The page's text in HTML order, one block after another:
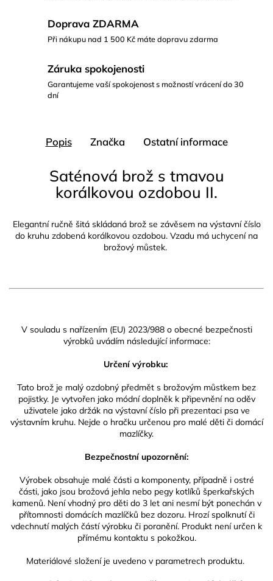
Doprava ZDARMA
Při nákupu nad 1 500 Kč máte dopravu zdarma
Záruka spokojenosti
Garantujeme vaší spokojenost s možností vrácení do 30
dní
Popis Značka Ostatní informace
Saténová brož s tmavou
korálkovou ozdobou II.
Elegantní ručně šitá skládaná brož se závěsem na výstavní číslo
do kruhu zdobená korálkovou ozdobou. Vzadu má uchycení na
brožový můstek.
V souladu s nařízením (EU) 2023/988 o obecné bezpečnosti
výrobků uvádím následující informace:
Určení výrobku:
Tato brož je malý ozdobný předmět s brožovým můstkem bez
pojistky. Je vytvořen jako módní doplněk k připevnění na oděv
uživatele jako držák na výstavní číslo při prezentaci psa ve
výstavním kruhu. Nejde o hračku určenou pro malé děti či domácí
mazlíčky.
Bezpečnostní upozornění:
Výrobek obsahuje malé části a komponenty, případně i ostré
části, jako jsou brožová jehla nebo pegy kotlíků šperkařských
kamenů. Není vhodný pro děti do 3 let ani nesmí být ponechán v
přítomnosti domácích mazlíčků bez dozoru. Hrozí spolknutí či
vdechnutí malých částí výrobku či poranění. Produkt není určen k
přímému kontaktu s pokožkou.
Materiálové složení je uvedeno v parametrech produktu.